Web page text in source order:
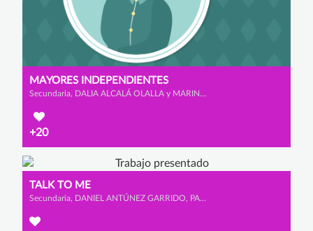
MAYORES INDEPENDIENTES
Secundaria, DALIA ALCALÁ OLALLA y MARINA ALONSO FERNÁNDEZ
+20
TALK TO ME
Secundaria, DANIEL ANTÚNEZ GARRIDO, PABLO MARTÍN BRAVO y PABLO TABOADA GONZÁLEZ